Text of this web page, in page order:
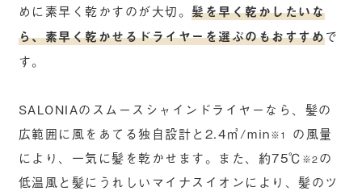
めに素早く乾かすのが大切。髪を早く乾かしたいな
ら、素早く乾かせるドライヤーを選ぶのもおすすめで
す。
SALONIAのスムースシャインドライヤーなら、髪の
広範囲に風をあてる独自設計と2.4㎥/min※1
の風量
により、一気に髪を乾かせます。また、約75℃ ※2の
低温風と髪にうれしいマイナスイオンにより、髪のツ